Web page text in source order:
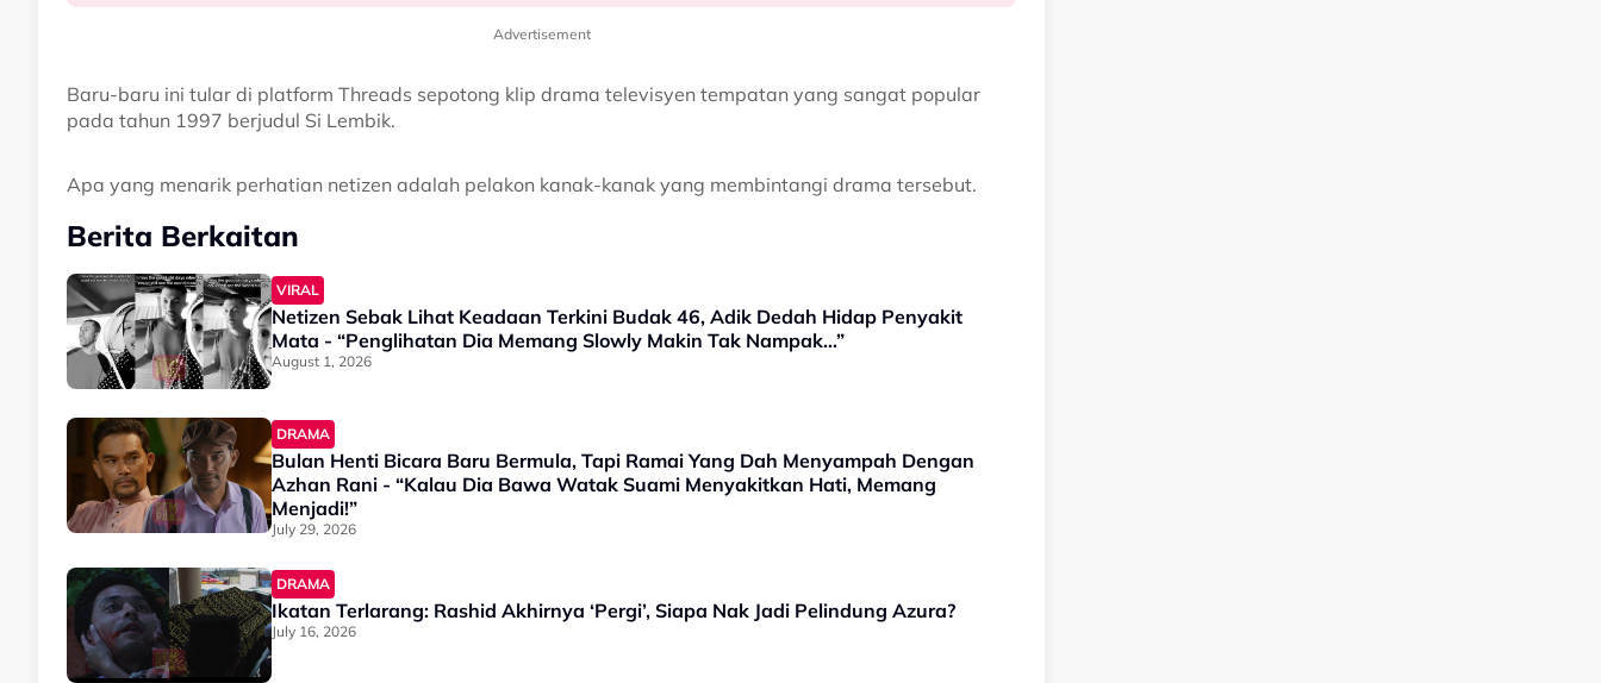
Advertisement
Baru-baru ini tular di platform Threads sepotong klip drama televisyen tempatan yang sangat popular
pada tahun 1997 berjudul Si Lembik.
Apa yang menarik perhatian netizen adalah pelakon kanak-kanak yang membintangi drama tersebut.
Berita Berkaitan
VIRAL
Netizen Sebak Lihat Keadaan Terkini Budak 46, Adik Dedah Hidap Penyakit
Mata - “Penglihatan Dia Memang Slowly Makin Tak Nampak…”
August 1, 2026
DRAMA
Bulan Henti Bicara Baru Bermula, Tapi Ramai Yang Dah Menyampah Dengan
Azhan Rani - “Kalau Dia Bawa Watak Suami Menyakitkan Hati, Memang
Menjadi!”
July 29, 2026
DRAMA
Ikatan Terlarang: Rashid Akhirnya ‘Pergi’, Siapa Nak Jadi Pelindung Azura?
July 16, 2026